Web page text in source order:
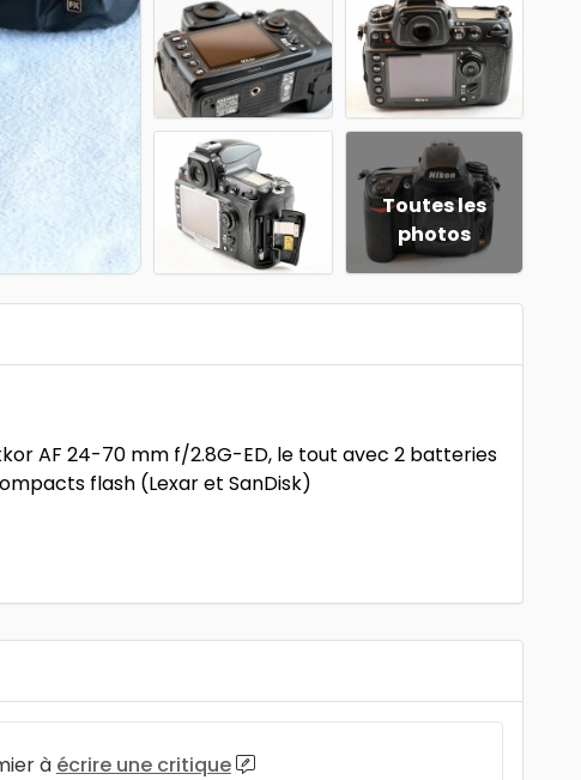
Toutes les
photos
AF 24-70 mm f/2.8G-ED, le tout avec 2 batteries
flash (Lexar et SanDisk)
à écrire une critique